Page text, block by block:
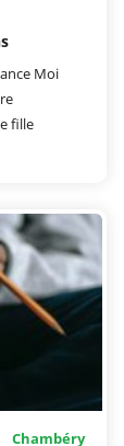
Moi
fille
Chambéry